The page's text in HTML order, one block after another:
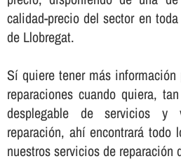
calidad-precio del sector en
de Llobregat.
Sí­ quiere tener más
reparaciones cuando quiera,
desplegable de servicios
reparación, ahí­ encontrará todo
nuestros servicios de reparación